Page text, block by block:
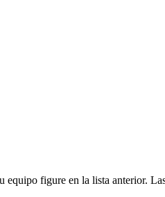
figure en la lista anterior.